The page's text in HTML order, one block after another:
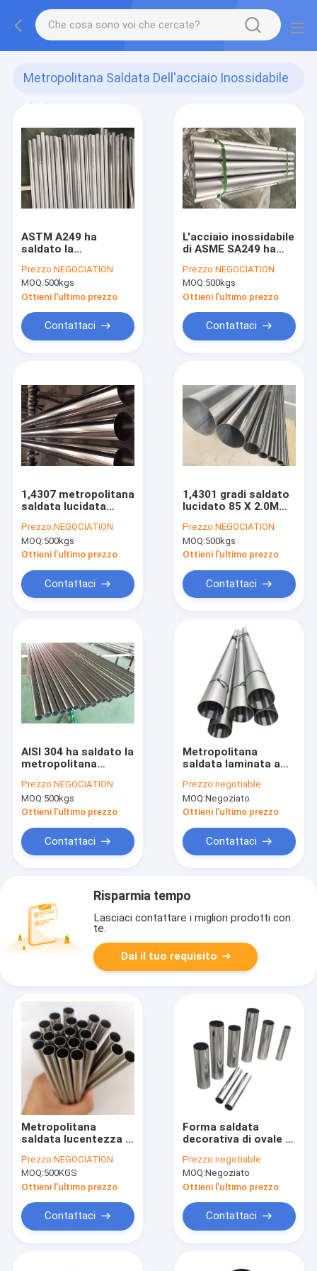
Metropolitana Saldata Dell'acciaio Inossidabile
ASTM A249 ha
saldato la
dell'acciaio
inossidabile
temprata/ha
marinato TP304 1,5"
X BWG18 TIG
Prezzo:NEGOCIATION
MOQ:500kgs
Ottieni l'ultimo prezzo
Contattaci
L'acciaio inossidabile
di ASME SA249 ha
saldato ss per gli
evaporatori con
pellicola discendente
Prezzo:NEGOCIATION
MOQ:500kgs
Ottieni l'ultimo prezzo
Contattaci
1,4307 metropolitana
saldata lucidata
dell'acciaio
inossidabile per la
latteria
Prezzo:NEGOCIATION
MOQ:500kgs
Ottieni l'ultimo prezzo
Contattaci
1,4301 gradi saldato
lucidato 85 X 2.0MM
dei tubi dell'acciaio
inossidabile
Prezzo:NEGOCIATION
MOQ:500kgs
Ottieni l'ultimo prezzo
Contattaci
AISI 304 ha saldato la
metropolitana
inossidabile dentro
ASME rimosso perla
SA249 63,5 X 2.11MM
Prezzo:NEGOCIATION
MOQ:500kgs
Ottieni l'ultimo prezzo
Contattaci
Metropolitana
saldata laminata a
inossidabile che
lucida tubo 304
Prezzo:negotiable
MOQ:Negoziato
Ottieni l'ultimo prezzo
Contattaci
Risparmia tempo
Lasciaci contattare i migliori prodotti con
te.
Dai il tuo requisito
Metropolitana
saldata lucentezza di
per le guardie della
finestra decorative
Prezzo:NEGOCIATION
MOQ:500KGS
Ottieni l'ultimo prezzo
Contattaci
Forma saldata
decorativa di ovale di
metropolitana di
acciaio inossidabile
per il corrimano
Prezzo:negotiable
MOQ:Negoziato
Ottieni l'ultimo prezzo
Contattaci